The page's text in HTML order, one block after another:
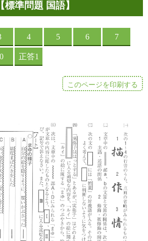
【標準問題 国語】
このページを印刷する